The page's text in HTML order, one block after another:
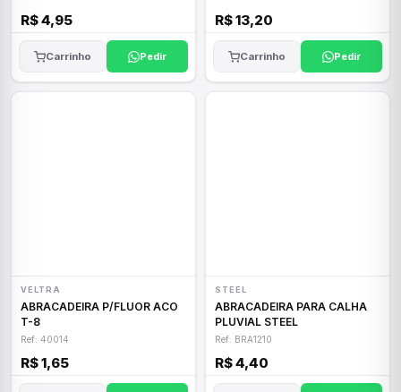
R$ 4,95
Carrinho Pedir
R$ 13,20
Carrinho Pedir
VELTRA
ABRACADEIRA P/FLUOR ACO
T-8
Ref: 40014
R$ 1,65
STEEL
ABRACADEIRA PARA CALHA
PLUVIAL STEEL
Ref: BRA1210
R$ 4,40